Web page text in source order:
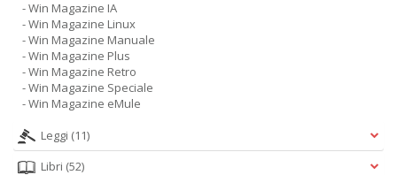
- Win Magazine IA
- Win Magazine Linux
- Win Magazine Manuale
- Win Magazine Plus
- Win Magazine Retro
- Win Magazine Speciale
- Win Magazine eMule
Leggi (11)
Libri (52)